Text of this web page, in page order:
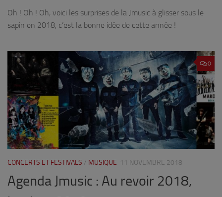
Oh ! Oh ! Oh, voici les surprises de la Jmusic à glisser sous le
sapin en 2018, c’est la bonne idée de cette année !
0
CONCERTS ET FESTIVALS / MUSIQUE 11 NOVEMBRE 2018
Agenda Jmusic : Au revoir 2018,